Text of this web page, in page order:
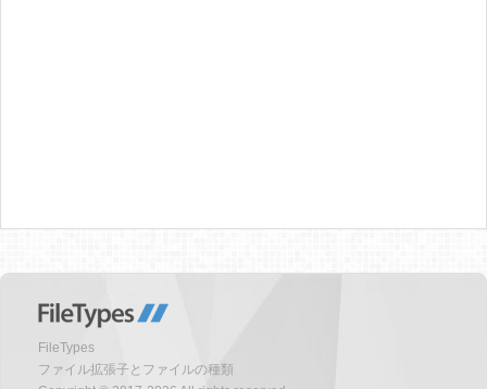
FileTypes
ファイル拡張子とファイルの種類